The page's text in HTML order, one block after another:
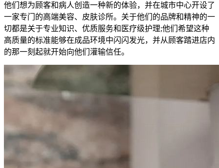
他们想为顾客和病人创造一种新的体验，并在城市中心开设了
一家专门的高端美容、皮肤诊所。关于他们的品牌和精神的一
切都是关于专业知识、优质服务和医疗级护理;他们希望这种
高质量的标准能够在成品环境中闪闪发光，并从顾客踏进店内
的那一刻起就开始向他们灌输信任。